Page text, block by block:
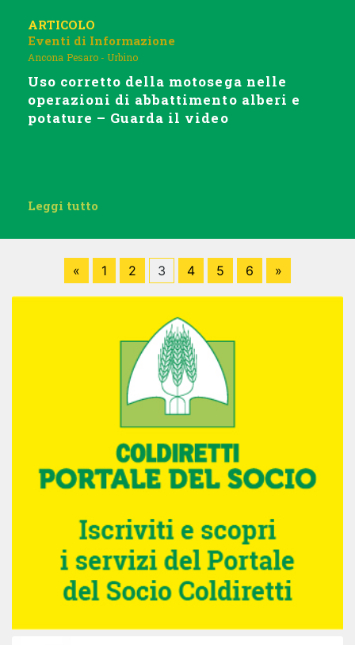
ARTICOLO
Eventi di Informazione
Ancona Pesaro - Urbino
Uso corretto della motosega nelle
operazioni di abbattimento alberi e
potature – Guarda il video
Leggi tutto
« 1 2 3 4 5 6 »